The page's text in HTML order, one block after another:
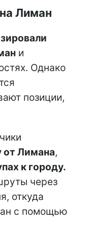
Лиман
и
Однако
позиции,
от Лимана,
к городу.
через
откуда
с помощью